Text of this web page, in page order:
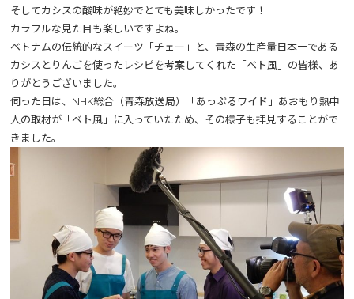
そしてカシスの酸味が絶妙でとても美味しかったです！
カラフルな見た目も楽しいですよね。
ベトナムの伝統的なスイーツ「チェー」と、青森の生産量日本一である
カシスとりんごを使ったレシピを考案してくれた「ベト風」の皆様、あ
りがとうございました。
伺った日は、NHK総合（青森放送局）「あっぷるワイド」あおもり熱中
人の取材が「ベト風」に入っていたため、その様子も拝見することがで
きました。